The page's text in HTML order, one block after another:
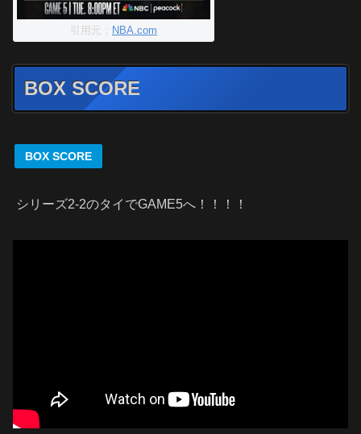
引用元： NBA.com
BOX SCORE
BOX SCORE
シリーズ2-2のタイでGAME5へ！！！！